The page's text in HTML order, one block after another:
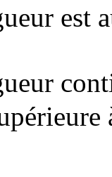
est